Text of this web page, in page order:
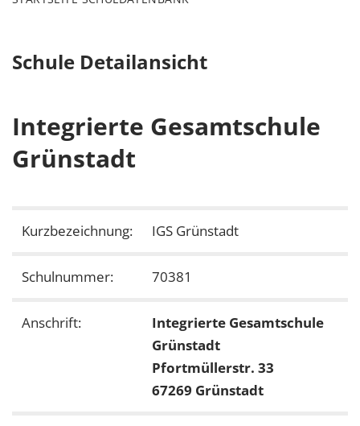
Schule Detailansicht
Integrierte Gesamtschule
Grünstadt
Kurzbezeichnung: IGS Grünstadt
Schulnummer: 70381
Anschrift:
Integrierte Gesamtschule
Grünstadt
Pfortmüllerstr. 33
67269 Grünstadt